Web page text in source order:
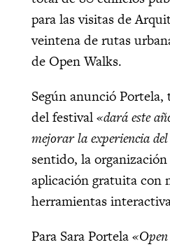
para las visitas de
veintena de rutas
de Open Walks.
Según anunció
del festival«dará este
mejorar la experiencia
sentido, la
aplicación gratuita con
herramientas
Para Sara Portela